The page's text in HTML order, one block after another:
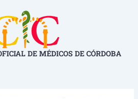
DE MÉDICOS DE CÓRDOBA